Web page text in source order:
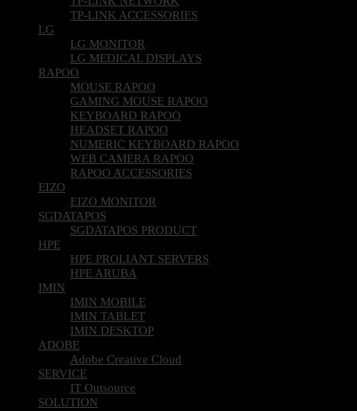
TP-LINK ACCESSORIES
LG
LG MONITOR
LG MEDICAL DISPLAYS
RAPOO
MOUSE RAPOO
GAMING MOUSE RAPOO
KEYBOARD RAPOO
HEADSET RAPOO
NUMERIC KEYBOARD RAPOO
WEB CAMERA RAPOO
RAPOO ACCESSORIES
EIZO
EIZO MONITOR
SGDATAPOS
SGDATAPOS PRODUCT
HPE
HPE PROLIANT SERVERS
HPE ARUBA
IMIN
IMIN MOBILE
IMIN TABLET
IMIN DESKTOP
ADOBE
Adobe Creative Cloud
SERVICE
IT Outsource
SOLUTION